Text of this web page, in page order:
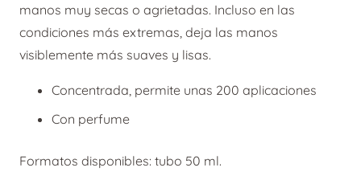
manos muy secas o agrietadas. Incluso en las
condiciones más extremas, deja las manos
visiblemente más suaves y lisas.
Concentrada, permite unas 200 aplicaciones
Con perfume
Formatos disponibles: tubo 50 ml.